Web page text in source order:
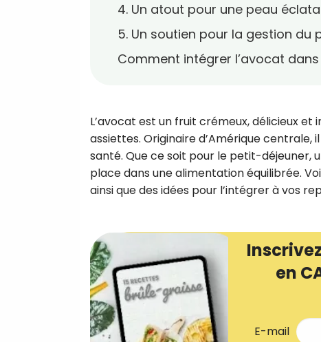
4. Un atout pour une peau
5. Un soutien pour la gestion du
Comment intégrer l’avocat
L’avocat est un fruit crémeux, délicieux
assiettes. Originaire d’Amérique
santé. Que ce soit pour le petit-déjeuner,
place dans une alimentation équilibrée.
ainsi que des idées pour l’intégrer à vos
en
E-mail